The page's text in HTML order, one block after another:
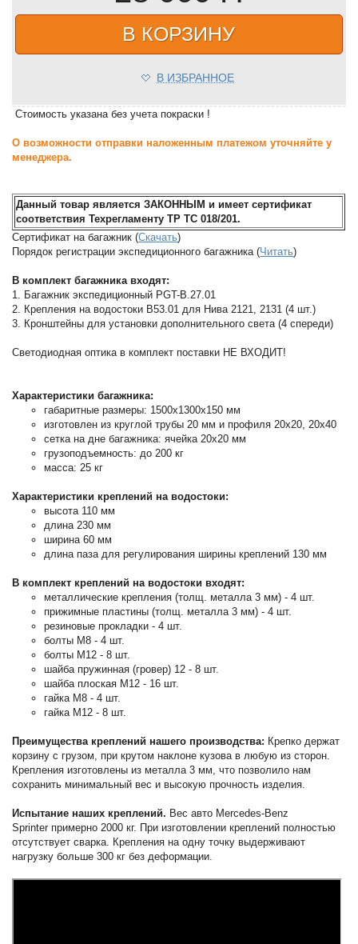
В КОРЗИНУ
В ИЗБРАННОЕ
Стоимость указана без учета покраски !
О возможности отправки наложенным платежом уточняйте у
менеджера.
Данный товар является ЗАКОННЫМ и имеет сертификат
соответствия Техрегламенту ТР ТС 018/201.
Сертификат на багажник (Скачать)
Порядок регистрации экспедиционного багажника (Читать)
В комплект багажника входят:
1. Багажник экспедиционный PGT-B.27.01
2. Крепления на водостоки B53.01 для Нива 2121, 2131 (4 шт.)
3. Кронштейны для установки дополнительного света (4 спереди)
Светодиодная оптика в комплект поставки НЕ ВХОДИТ!
Характеристики багажника:
габаритные размеры: 1500х1300х150 мм
изготовлен из круглой трубы 20 мм и профиля 20х20, 20х40
сетка на дне багажника: ячейка 20х20 мм
грузоподъемность: до 200 кг
масса: 25 кг
Характеристики креплений на водостоки:
высота 110 мм
длина 230 мм
ширина 60 мм
длина паза для регулирования ширины креплений 130 мм
В комплект креплений на водостоки входят:
металлические крепления (толщ. металла 3 мм) - 4 шт.
прижимные пластины (толщ. металла 3 мм) - 4 шт.
резиновые прокладки - 4 шт.
болты М8 - 4 шт.
болты М12 - 8 шт.
шайба пружинная (гровер) 12 - 8 шт.
шайба плоская М12 - 16 шт.
гайка М8 - 4 шт.
гайка М12 - 8 шт.
Преимущества креплений нашего производства: Крепко держат
корзину с грузом, при крутом наклоне кузова в любую из сторон.
Крепления изготовлены из металла 3 мм, что позволило нам
сохранить минимальный вес и высокую прочность изделия.
Испытание наших креплений. Вес авто Mercedes-Benz
Sprinter примерно 2000 кг. При изготовлении креплений полностью
отсутствует сварка. Крепления на одну точку выдерживают
нагрузку больше 300 кг без деформации.